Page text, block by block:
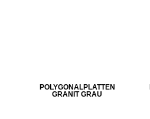
POLYGONALPLATTEN
GRANIT GRAU